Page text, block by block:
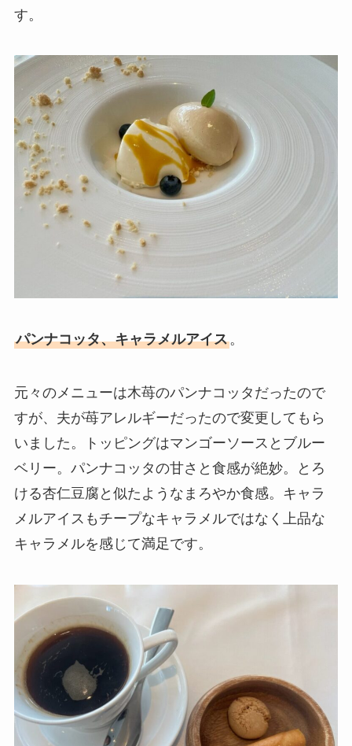
す。
パンナコッタ、キャラメルアイス。
元々のメニューは木苺のパンナコッタだったので
すが、夫が苺アレルギーだったので変更してもら
いました。トッピングはマンゴーソースとブルー
ベリー。パンナコッタの甘さと食感が絶妙。とろ
ける杏仁豆腐と似たようなまろやか食感。キャラ
メルアイスもチープなキャラメルではなく上品な
キャラメルを感じて満足です。